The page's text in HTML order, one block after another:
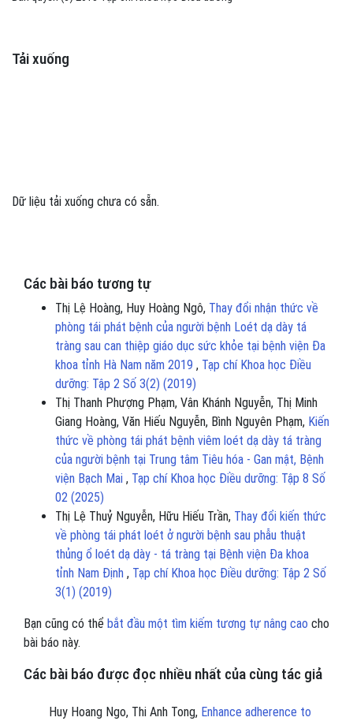
Tải xuống
Dữ liệu tải xuống chưa có sẵn.
Các bài báo tương tự
Thị Lệ Hoàng, Huy Hoàng Ngô, Thay đổi nhận thức về
phòng tái phát bệnh của người bệnh Loét dạ dày tá
tràng sau can thiệp giáo dục sức khỏe tại bệnh viện Đa
khoa tỉnh Hà Nam năm 2019 , Tạp chí Khoa học Điều
dưỡng: Tập 2 Số 3(2) (2019)
Thị Thanh Phượng Phạm, Vân Khánh Nguyễn, Thị Minh
Giang Hoàng, Văn Hiếu Nguyễn, Bình Nguyên Phạm, Kiến
thức về phòng tái phát bệnh viêm loét dạ dày tá tràng
của người bệnh tại Trung tâm Tiêu hóa - Gan mật, Bệnh
viện Bạch Mai , Tạp chí Khoa học Điều dưỡng: Tập 8 Số
02 (2025)
Thị Lệ Thuỷ Nguyễn, Hữu Hiếu Trần, Thay đổi kiến thức
về phòng tái phát loét ở người bệnh sau phẫu thuật
thủng ổ loét dạ dày - tá tràng tại Bệnh viện Đa khoa
tỉnh Nam Định , Tạp chí Khoa học Điều dưỡng: Tập 2 Số
3(1) (2019)
Bạn cũng có thể bắt đầu một tìm kiếm tương tự nâng cao cho
bài báo này.
Các bài báo được đọc nhiều nhất của cùng tác giả
Huy Hoang Ngo, Thi Anh Tong, Enhance adherence to